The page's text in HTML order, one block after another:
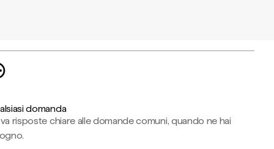
domanda
risposte chiare alle domande comuni, quando ne hai